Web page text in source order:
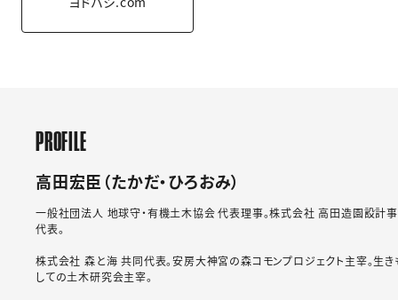
PROFILE
高田宏臣（たかだ・ひろおみ）
一般社団法人 地球守・有機土木協会 代表理事。株式会社 高田造園設計
代表。
株式会社 森と海 共同代表。安房大神宮の森コモンプロジェクト主宰。生き
しての土木研究会主宰。